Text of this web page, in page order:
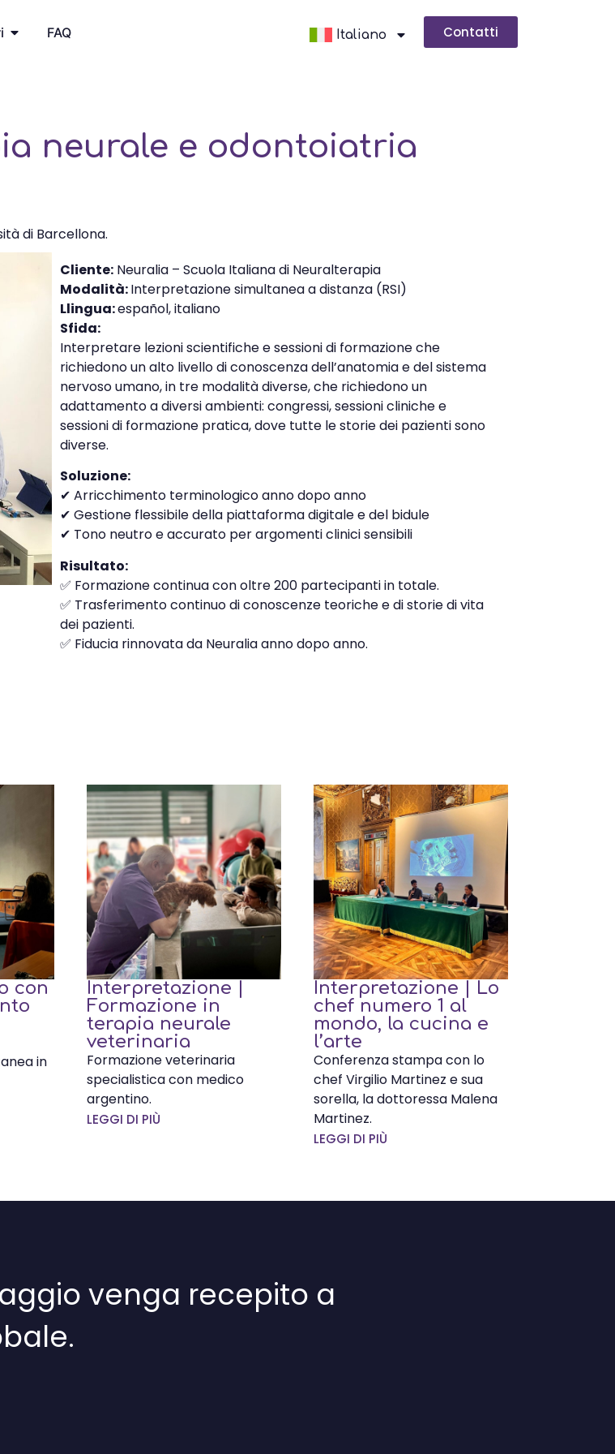
FAQ Italiano Contatti
neurale e odontoiatria
di Barcellona.
Cliente: Neuralia – Scuola Italiana di Neuralterapia
Modalità:Interpretazione simultanea a distanza (RSI)
Llingua:español, italiano
Sfida:
Interpretare lezioni scientifiche e sessioni di formazione che
richiedono un alto livello di conoscenza dell’anatomia e del sistema
nervoso umano, in tre modalità diverse, che richiedono un
adattamento a diversi ambienti: congressi, sessioni cliniche e
sessioni di formazione pratica, dove tutte le storie dei pazienti sono
diverse.
Soluzione:
✔ Arricchimento terminologico anno dopo anno
✔ Gestione flessibile della piattaforma digitale e del bidule
✔ Tono neutro e accurato per argomenti clinici sensibili
Risultato:
✅ Formazione continua con oltre 200 partecipanti in totale.
✅ Trasferimento continuo di conoscenze teoriche e di storie di vita
dei pazienti.
✅ Fiducia rinnovata da Neuralia anno dopo anno.
con
in
Interpretazione |
Formazione in
terapia neurale
veterinaria
Formazione veterinaria
specialistica con medico
argentino.
LEGGI DI PIÙ
Interpretazione | Lo
chef numero 1 al
mondo, la cucina e
l’arte
Conferenza stampa con lo
chef Virgilio Martinez e sua
sorella, la dottoressa Malena
Martinez.
LEGGI DI PIÙ
venga recepito a